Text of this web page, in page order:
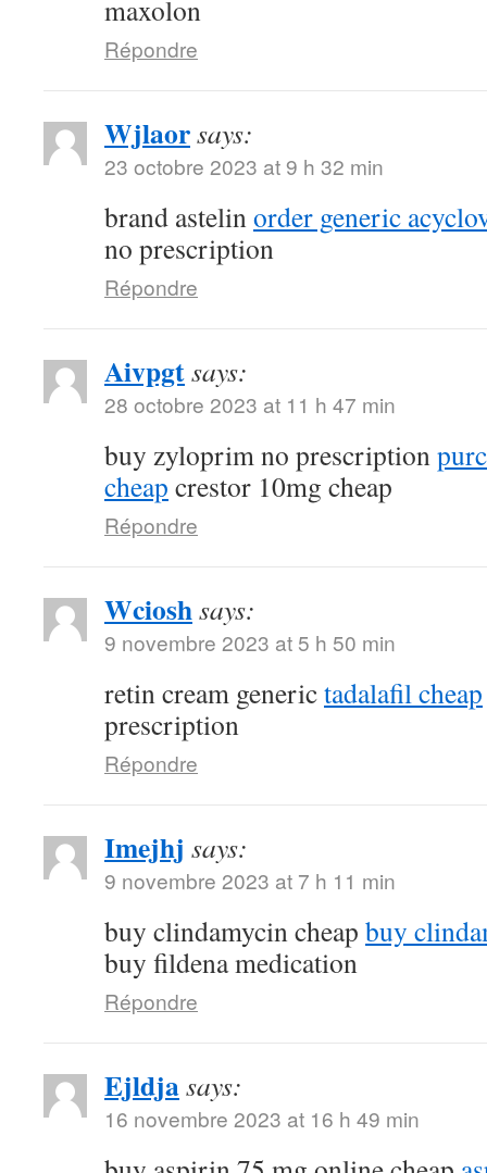
maxolon
Répondre
Wjlaorsays:
23 octobre 2023 at 9 h 32 min
brand astelinorder generic
no prescription
Répondre
Aivpgtsays:
28 octobre 2023 at 11 h 47 min
buy zyloprim no prescription
cheap crestor 10mg cheap
Répondre
Wcioshsays:
9 novembre 2023 at 5 h 50 min
retin cream generictadalafil cheap
prescription
Répondre
Imejhj says:
9 novembre 2023 at 7 h 11 min
buy clindamycin cheap buy
buy fildena medication
Répondre
Ejldjasays:
16 novembre 2023 at 16 h 49 min